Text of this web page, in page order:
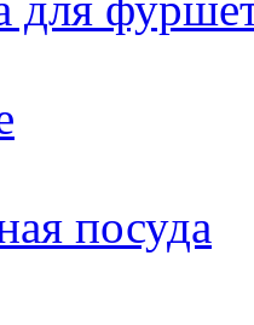
посуда